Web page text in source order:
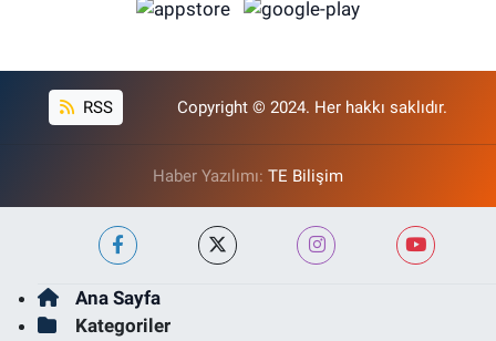
RSS Copyright © 2024. Her hakkı saklıdır.
Haber Yazılımı: TE Bilişim
Ana Sayfa
Kategoriler